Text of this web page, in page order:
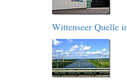
Wittenseer Quelle